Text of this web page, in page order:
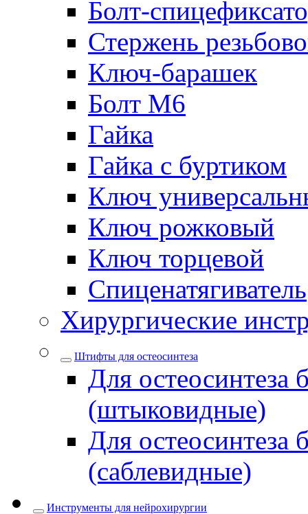
Болт-
Стержень
Ключ-барашек
Болт М6
Гайка
Гайка с буртиком
Ключ
Ключ рожковый
Ключ торцевой
Спиценатягиватель
Хирургические
Штифты для остеосинтеза
Для остеосинтеза
(штыковидные)
Для остеосинтеза
(саблевидные)
Инструменты для нейрохирургии